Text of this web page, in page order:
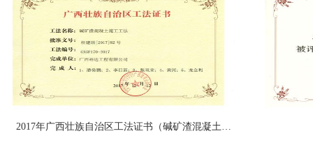
2017年广西壮族自治区工法证书（碱矿渣混凝土施工工法证书）